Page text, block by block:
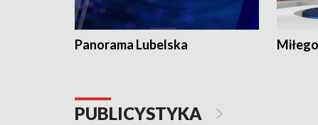
Panorama Lubelska
PUBLICYSTYKA